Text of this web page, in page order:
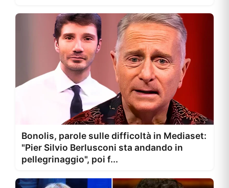
Bonolis, parole sulle difficoltà in Mediaset:
"Pier Silvio Berlusconi sta andando in
pellegrinaggio", poi f...